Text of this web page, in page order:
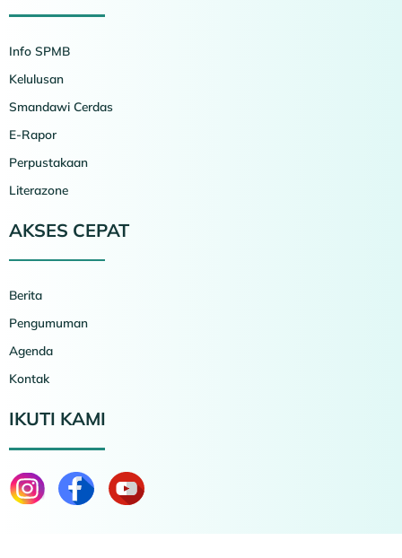
Info SPMB
Kelulusan
Smandawi Cerdas
E-Rapor
Perpustakaan
Literazone
AKSES CEPAT
Berita
Pengumuman
Agenda
Kontak
IKUTI KAMI